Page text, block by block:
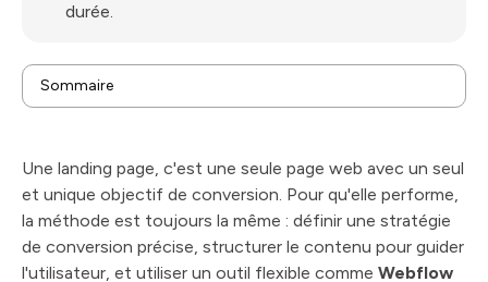
durée.
Sommaire
Webflow
Bâtir la structure parfaite pour guider votre visiteur
Mettre les mots au service de la conversion
Mettre le design au service de la persuasion avec
Webflow
Optimiser et mesurer la performance de votre page
Vos questions fréquentes sur la création de landing
Une landing page, c'est une seule page web avec un seul
et unique objectif de conversion. Pour qu'elle performe,
la méthode est toujours la même : définir une stratégie
de conversion précise, structurer le contenu pour guider
l'utilisateur, et utiliser un outil flexible comme Webflow